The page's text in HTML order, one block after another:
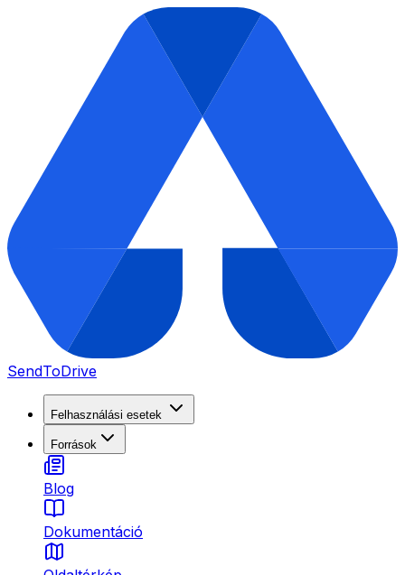
SendToDrive
Felhasználási esetek
Források
Blog
Dokumentáció